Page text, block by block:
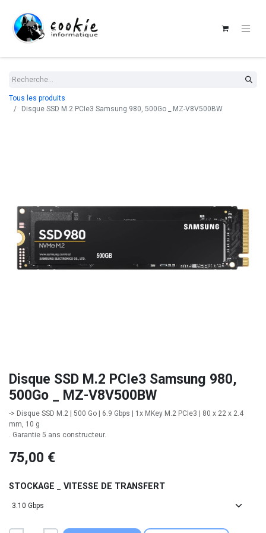
Tous les produits
Disque SSD M.2 PCIe3 Samsung 980, 500Go _ MZ-V8V500BW
Disque SSD M.2 PCIe3 Samsung 980,
500Go _ MZ-V8V500BW
-> Disque SSD M.2 | 500 Go | 6.9 Gbps | 1x MKey M.2 PCIe3 | 80 x 22 x 2.4
mm, 10 g
. Garantie 5 ans constructeur.
75,00 €
STOCKAGE _ VITESSE DE TRANSFERT